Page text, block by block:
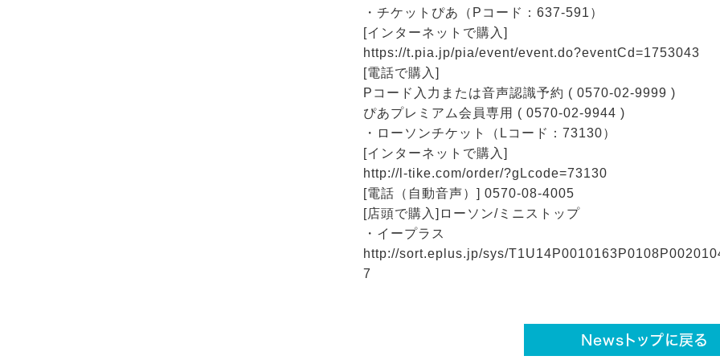
・チケットぴあ（Pコード：637-591）
[インターネットで購入]
https://t.pia.jp/pia/event/event.do?eventCd=1753043
[電話で購入]
Pコード入力または音声認識予約 ( 0570-02-9999 )
ぴあプレミアム会員専用 ( 0570-02-9944 )
・ローソンチケット（Lコード：73130）
[インターネットで購入]
http://l-tike.com/order/?gLcode=73130
[電話（自動音声）] 0570-08-4005
[店頭で購入]ローソン/ミニストップ
・イープラス
http://sort.eplus.jp/sys/
7
Newsトップに戻る